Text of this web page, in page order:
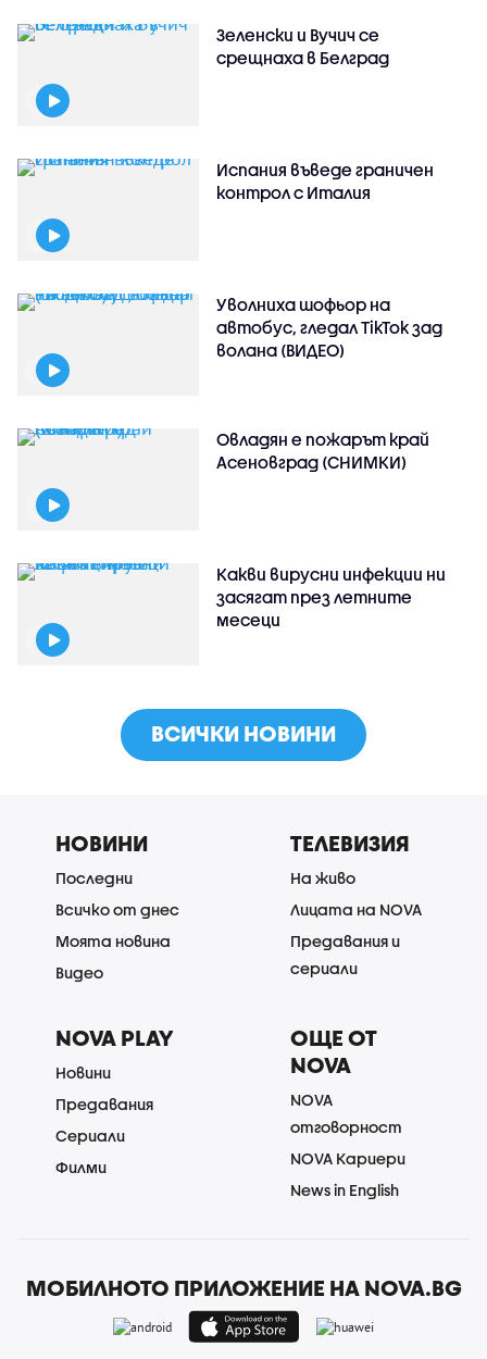
Зеленски и Вучич се
срещнаха в Белград
Испания въведе граничен
контрол с Италия
Уволниха шофьор на
автобус, гледал TikTok зад
волана (ВИДЕО)
Овладян е пожарът край
Асеновград (СНИМКИ)
Какви вирусни инфекции ни
засягат през летните
месеци
ВСИЧКИ НОВИНИ
НОВИНИ
Последни
Всичко от днес
Моята новина
Видео
ТЕЛЕВИЗИЯ
На живо
Лицата на NOVA
Предавания и
сериали
NOVA PLAY
Новини
Предавания
Сериали
Филми
ОЩЕ ОТ
NOVA
NOVA
отговорност
NOVA Кариери
News in English
МОБИЛНОТО ПРИЛОЖЕНИЕ НА NOVA.BG